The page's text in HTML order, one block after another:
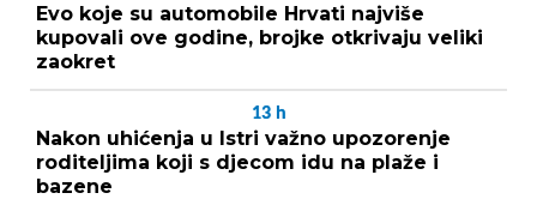
Evo koje su automobile Hrvati najviše
kupovali ove godine, brojke otkrivaju veliki
zaokret
13 h
Nakon uhićenja u Istri važno upozorenje
roditeljima koji s djecom idu na plaže i
bazene